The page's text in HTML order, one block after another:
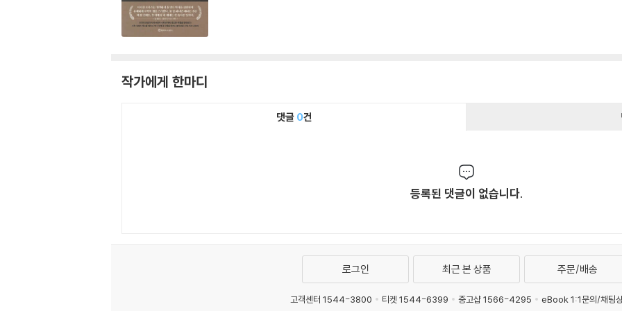
작가에게 한마디
댓글 0건
등록된 댓글이 없습니다.
로그인 최근 본 상품 주문/배송
고객센터 1544-3800 티켓 1544-6399 중고샵 1566-4295 eBook 1:1문의/채팅